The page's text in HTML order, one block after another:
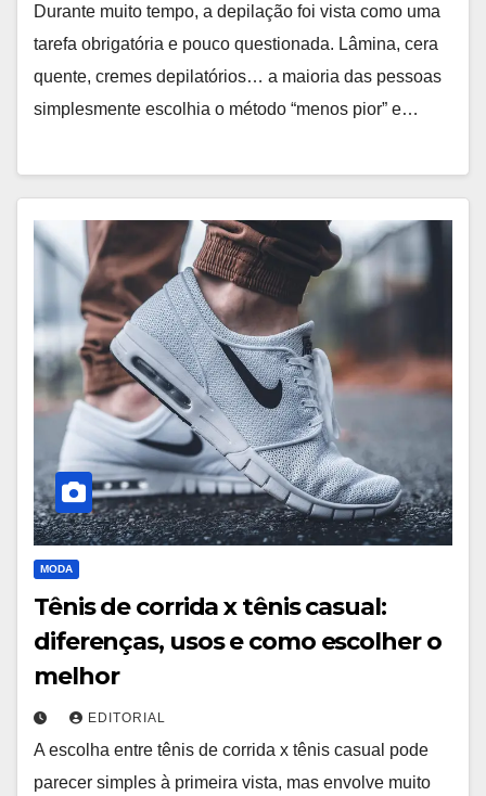
Durante muito tempo, a depilação foi vista como uma
tarefa obrigatória e pouco questionada. Lâmina, cera
quente, cremes depilatórios… a maioria das pessoas
simplesmente escolhia o método “menos pior” e…
MODA
Tênis de corrida x tênis casual:
diferenças, usos e como escolher o
melhor
EDITORIAL
A escolha entre tênis de corrida x tênis casual pode
parecer simples à primeira vista, mas envolve muito